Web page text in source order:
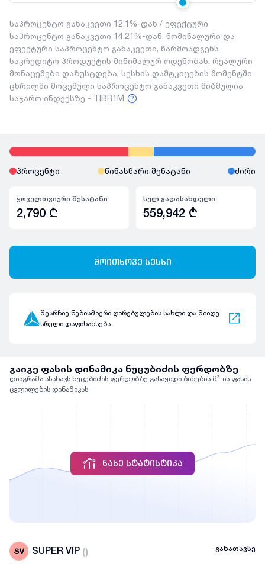
საპროცენტო განაკვეთი 12.1%-დან / ეფექტური
საპროცენტო განაკვეთი 14.21%-დან. ნომინალური და
ეფექტური საპროცენტო განაკვეთი, წარმოადგენს
საკრედიტო პროდუქტის მინიმალურ ოდენობას. რეალური
მონაცემები დაზუსტდება, სესხის დამტკიცების მომენტში.
ცხრილში მოცემული საპროცენტო განაკვეთი მიბმულია
საჯარო ინდექსზე - TIBR1M
პროცენტი წინასწარი შენატანი ძირი
ყოველთვიური შესატანი
2,790 ₾
სულ გადასახდელი
559,942 ₾
მოითხოვე სესხი
შეარჩიე ნებისმიერი ღირებულების სახლი და მიიღე
სრული დაფინანსება
გაიგე ფასის დინამიკა ნუცუბიძის ფერდობზე
დიაგრამა ასახავს ნუცუბიძის ფერდობზე გასაყიდი ბინების მ²-ის ფასის
ცვლილების დინამიკას
ᲜᲐᲮᲔ ᲡᲢᲐᲢᲘᲡᲢᲘᲙᲐ
SUPER VIP () განათავსე